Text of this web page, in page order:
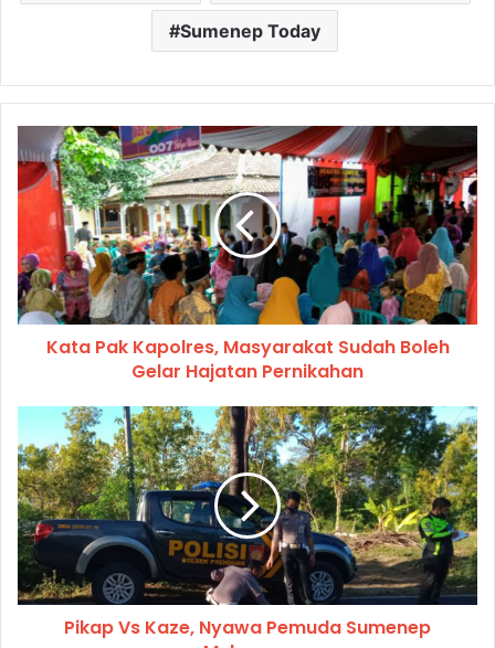
Sumenep Today
Kata Pak Kapolres, Masyarakat Sudah Boleh
Gelar Hajatan Pernikahan
Pikap Vs Kaze, Nyawa Pemuda Sumenep